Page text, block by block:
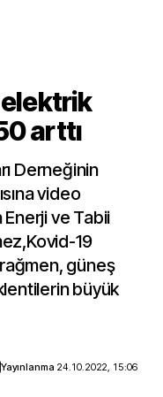
elektrik
arttı
Derneğinin
video
ve Tabii
19
rağmen, güneş
büyük
Yayınlanma 24.10.2022, 15:06